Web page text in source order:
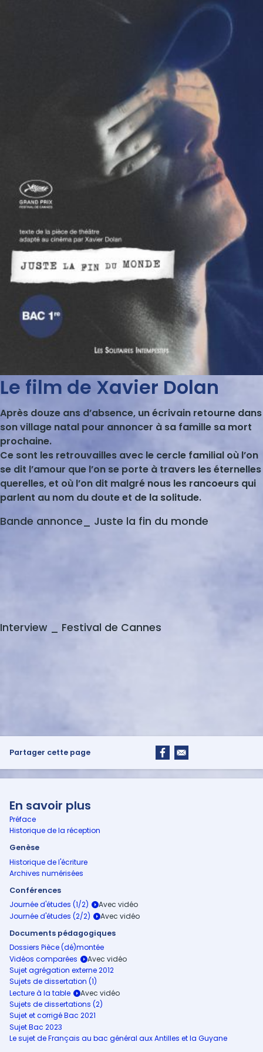
Le film de Xavier Dolan
Après douze ans d’absence, un écrivain retourne dans
son village natal pour annoncer à sa famille sa mort
prochaine.
Ce sont les retrouvailles avec le cercle familial où l’on
se dit l’amour que l’on se porte à travers les éternelles
querelles, et où l’on dit malgré nous les rancoeurs qui
parlent au nom du doute et de la solitude.
Bande annonce_ Juste la fin du monde
Interview _ Festival de Cannes
Partager cette page
En savoir plus
Préface
Historique de la réception
Genèse
Historique de l'écriture
Archives numérisées
Conférences
Journée d'études (1/2)
Journée d'études (2/2)
Documents pédagogiques
Dossiers Pièce (dé)montée
Vidéos comparées
Sujet agrégation externe 2012
Sujets de dissertation (1)
Lecture à la table
Sujets de dissertations (2)
Sujet et corrigé Bac 2021
Sujet Bac 2023
Le sujet de Français au bac général aux Antilles et la Guyane